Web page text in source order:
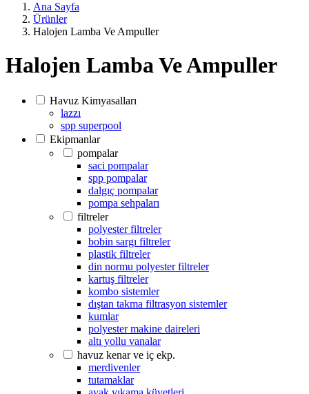
Ana Sayfa
Ürünler
Halojen Lamba Ve Ampuller
Halojen Lamba Ve Ampuller
Havuz Kimyasalları
lazzı
spp superpool
Ekipmanlar
pompalar
saci pompalar
spp pompalar
dalgıç pompalar
pompa sehpaları
filtreler
polyester filtreler
bobin sargı filtreler
plastik filtreler
din normu polyester filtreler
kartuş filtreler
kombo sistemler
dıştan takma filtrasyon sistemler
kumlar
polyester makine daireleri
altı yollu vanalar
havuz kenar ve iç ekp.
merdivenler
tutamaklar